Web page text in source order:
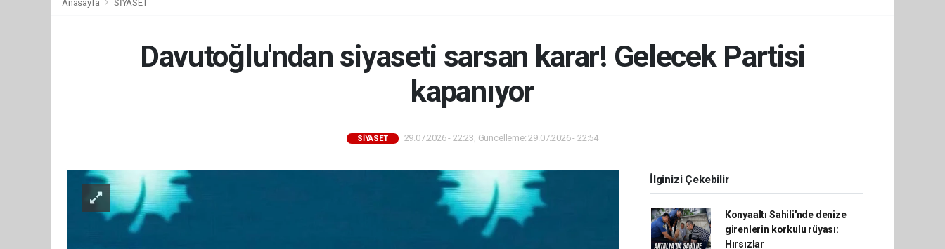
Anasayfa SİYASET
Davutoğlu'ndan siyaseti sarsan karar! Gelecek Partisi
kapanıyor
SİYASET 29.07.2026 - 22:23, Güncelleme: 29.07.2026 - 22:54
İlginizi Çekebilir
Konyaaltı Sahili'nde denize
girenlerin korkulu rüyası:
Hırsızlar